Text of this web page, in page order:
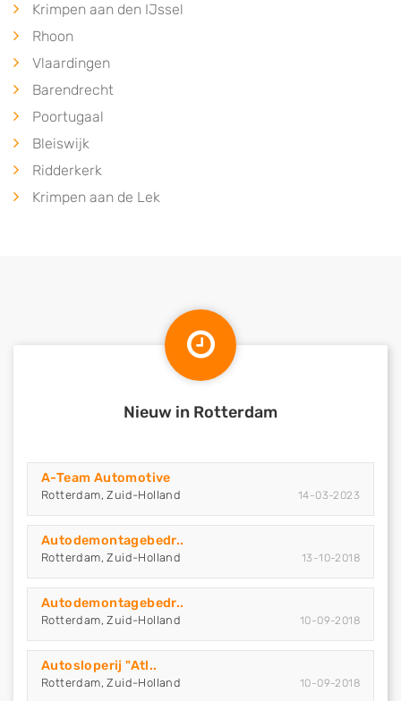
Krimpen aan den IJssel
Rhoon
Vlaardingen
Barendrecht
Poortugaal
Bleiswijk
Ridderkerk
Krimpen aan de Lek
Nieuw in Rotterdam
A-Team Automotive
Rotterdam, Zuid-Holland 14-03-2023
Autodemontagebedr..
Rotterdam, Zuid-Holland 13-10-2018
Autodemontagebedr..
Rotterdam, Zuid-Holland 10-09-2018
Autosloperij "Atl..
Rotterdam, Zuid-Holland 10-09-2018